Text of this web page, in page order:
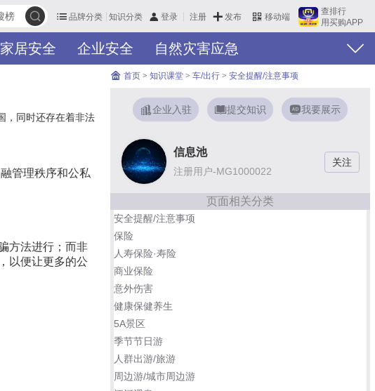
品牌分类 知识分类 登录 注册 发布 移动端
查排行
用买购APP
榜
家居安全 企业安全
自然灾害应急
，同时还存在着非法
管理秩序和公私
方法进行；而非
以便让更多的公
首页 > 知识课堂 > 车/出行 > 安全提醒/注意事项
企业入驻 提交知识 我要展示
信息池
注册用户-MG1000022
页面相关分类
安全提醒/注意事项
保险
人寿保险·寿险
商业保险
意外伤害
健康保健养生
5A景区
季节节日游
人群出游/旅游
周边游/城市周边游